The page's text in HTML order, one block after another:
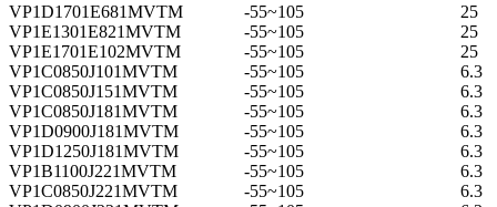
VP1D1701E681MVTM
-55~105
25
VP1E1301E821MVTM
-55~105
25
VP1E1701E102MVTM
-55~105
25
VP1C0850J101MVTM
-55~105
6.3
VP1C0850J151MVTM
-55~105
6.3
VP1C0850J181MVTM
-55~105
6.3
VP1D0900J181MVTM
-55~105
6.3
VP1D1250J181MVTM
-55~105
6.3
VP1B1100J221MVTM
-55~105
6.3
VP1C0850J221MVTM
-55~105
6.3